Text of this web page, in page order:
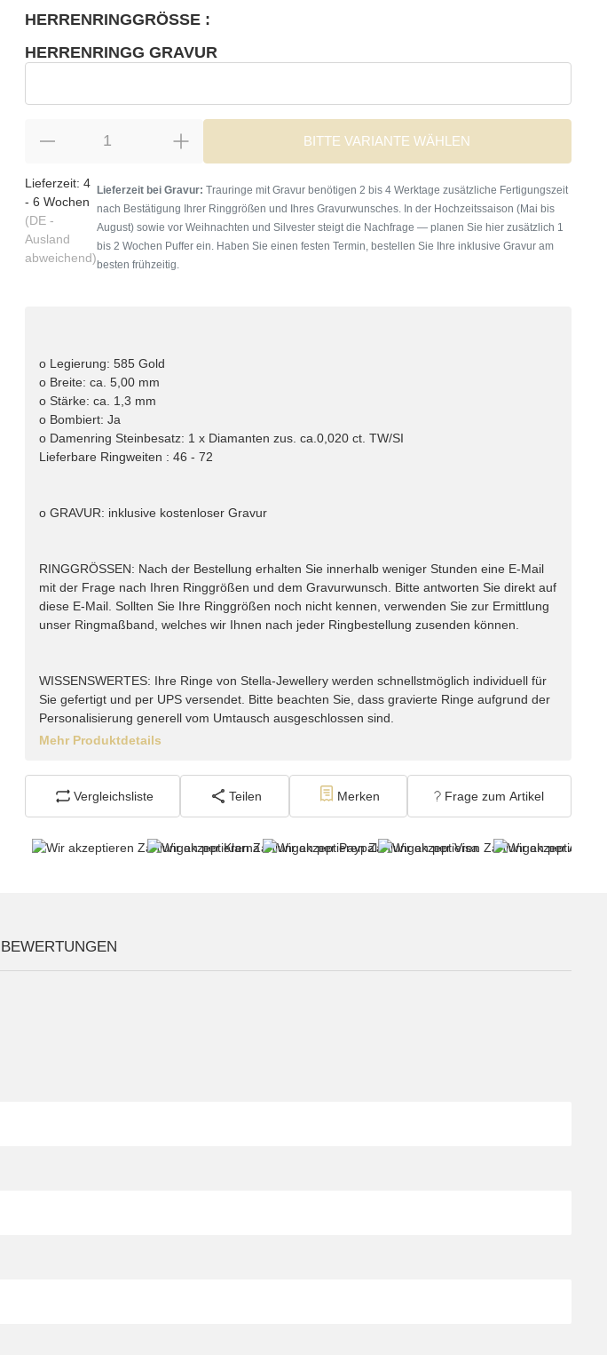
HERRENRINGGRÖSSE :
HERRENRINGG GRAVUR
BITTE VARIANTE WÄHLEN
Lieferzeit: 4
- 6 Wochen
(DE -
Ausland
abweichend)
Lieferzeit bei Gravur: Trauringe mit Gravur benötigen 2 bis 4 Werktage zusätzliche Fertigungszeit
nach Bestätigung Ihrer Ringgrößen und Ihres Gravurwunsches. In der Hochzeitssaison (Mai bis
August) sowie vor Weihnachten und Silvester steigt die Nachfrage — planen Sie hier zusätzlich 1
bis 2 Wochen Puffer ein. Haben Sie einen festen Termin, bestellen Sie Ihre inklusive Gravur am
besten frühzeitig.
o Legierung: 585 Gold
o Breite: ca. 5,00 mm
o Stärke: ca. 1,3 mm
o Bombiert: Ja
o Damenring Steinbesatz: 1 x Diamanten zus. ca.0,020 ct. TW/SI
Lieferbare Ringweiten : 46 - 72
o GRAVUR: inklusive kostenloser Gravur
RINGGRÖSSEN: Nach der Bestellung erhalten Sie innerhalb weniger Stunden eine E-Mail
mit der Frage nach Ihren Ringgrößen und dem Gravurwunsch. Bitte antworten Sie direkt auf
diese E-Mail. Sollten Sie Ihre Ringgrößen noch nicht kennen, verwenden Sie zur Ermittlung
unser Ringmaßband, welches wir Ihnen nach jeder Ringbestellung zusenden können.
WISSENSWERTES: Ihre Ringe von Stella-Jewellery werden schnellstmöglich individuell für
Sie gefertigt und per UPS versendet. Bitte beachten Sie, dass gravierte Ringe aufgrund der
Personalisierung generell vom Umtausch ausgeschlossen sind.
Mehr Produktdetails
Vergleichsliste Teilen Merken Frage zum Artikel
BEWERTUNGEN